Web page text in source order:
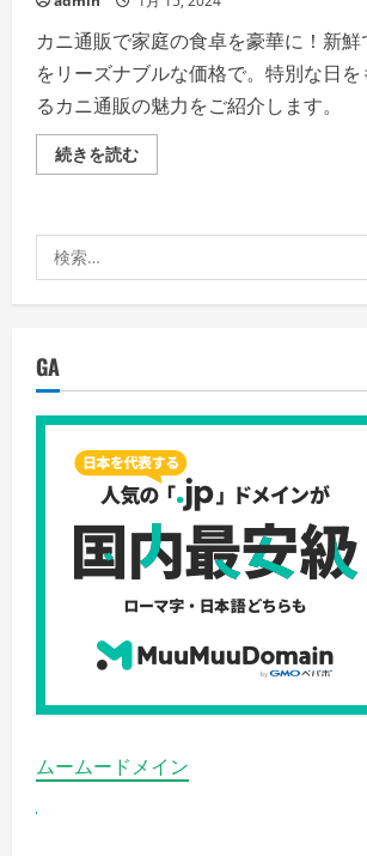
に“満
足
度
MAX”で
食
べ
る
コ
ツ
を
く
だ
カニ通販で家庭の食卓を豪華に！新
をリーズナブルな価格で。特別な日
るカニ通販の魅力をご紹介します。
続きを読むカ
ニ
家
食
卓
の
細
ご
覧
く
だ
さ
い
索:
GA
ムームードメイン